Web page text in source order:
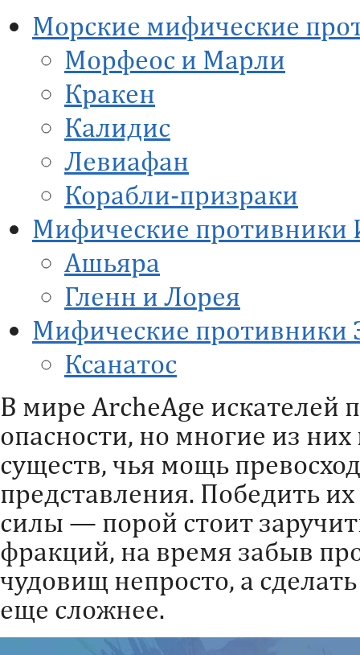
Морские мифические
Морфеос и Марли
Кракен
Калидис
Левиафан
Корабли-призраки
Мифические противники
Ашьяра
Гленн и Лорея
Мифические противники
Ксанатос
В мире ArcheAge
опасности, но многие из
существ, чья мощь
представления. Победить
силы — порой стоит
фракций, на время забыв
чудовищ непросто, а
еще сложнее.